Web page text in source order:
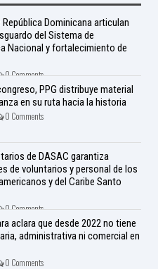
República Dominicana articulan
del Sistema de
Nacional y fortalecimiento de
0 Comments
PPG distribuye material
en su ruta hacia la historia
0 Comments
de DASAC garantiza
de voluntarios y personal de los
y del Caribe Santo
0 Comments
aclara que desde 2022 no tiene
administrativa ni comercial en
0 Comments